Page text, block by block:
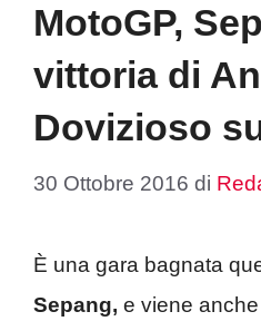
MotoGP,
vittoria di
Dovizioso
30 Ottobre 2016 di
È una gara bagnata
Sepang, e viene